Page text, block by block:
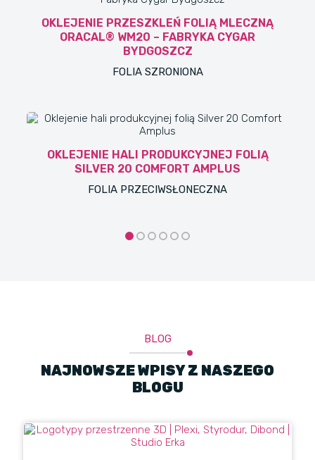
OKLEJENIE PRZESZKLEŃ FOLIĄ MLECZNĄ
ORACAL® WM20 – FABRYKA CYGAR
BYDGOSZCZ
FOLIA SZRONIONA
OKLEJENIE HALI PRODUKCYJNEJ FOLIĄ
SILVER 20 COMFORT AMPLUS
FOLIA PRZECIWSŁONECZNA
BLOG
NAJNOWSZE WPISY Z NASZEGO
BLOGU